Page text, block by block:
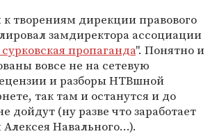
творениям дирекции правового
замдиректора ассоциации
пропаганда". Понятно и
вовсе не на сетевую
и разборы НТВшной
так там и останутся и до
дойдут (ну разве что заработает
Навального...).